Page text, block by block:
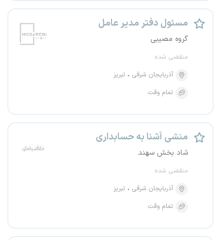
مسئول دفتر مدیر عامل
گروه مصیبی
منقضی شده
آذربایجان شرقی
تبریز
تمام وقت
منشی آشنا به حسابداری
شاد بخش سهند
منقضی شده
آذربایجان شرقی
تبریز
تمام وقت